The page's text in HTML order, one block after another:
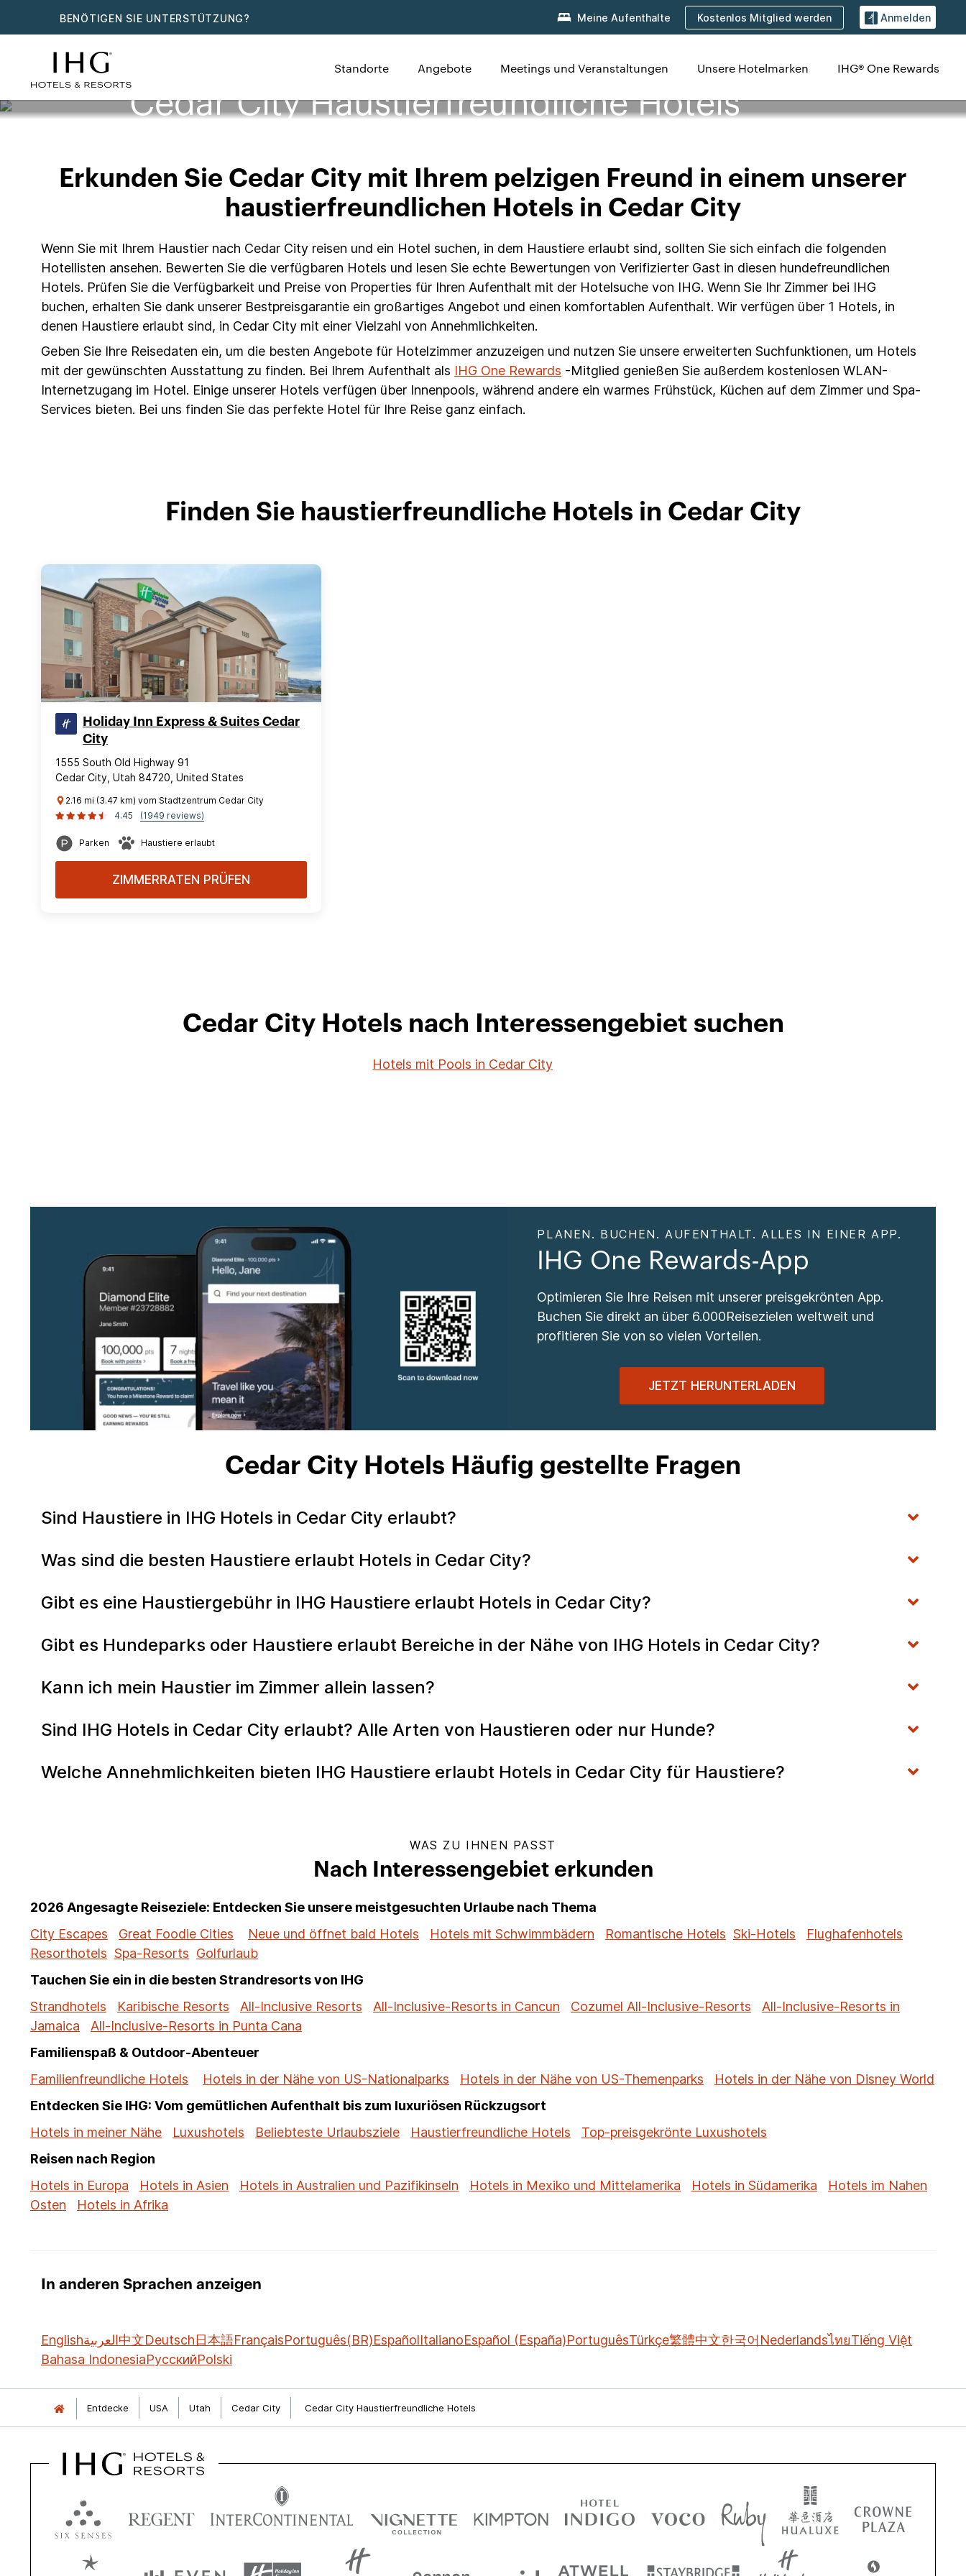
BENÖTIGEN SIE UNTERSTÜTZUNG? Meine Aufenthalte Kostenlos Mitglied werden Anmelden
Standorte Angebote Meetings und Veranstaltungen Unsere Hotelmarken IHG® One Rewards
Cedar City Haustierfreundliche Hotels
Erkunden Sie Cedar City mit Ihrem pelzigen Freund in einem unserer
haustierfreundlichen Hotels in Cedar City
Wenn Sie mit Ihrem Haustier nach Cedar City reisen und ein Hotel suchen, in dem Haustiere erlaubt sind, sollten Sie sich einfach die folgenden
Hotellisten ansehen. Bewerten Sie die verfügbaren Hotels und lesen Sie echte Bewertungen von Verifizierter Gast in diesen hundefreundlichen
Hotels. Prüfen Sie die Verfügbarkeit und Preise von Properties für Ihren Aufenthalt mit der Hotelsuche von IHG. Wenn Sie Ihr Zimmer bei IHG
buchen, erhalten Sie dank unserer Bestpreisgarantie ein großartiges Angebot und einen komfortablen Aufenthalt. Wir verfügen über 1 Hotels, in
denen Haustiere erlaubt sind, in Cedar City mit einer Vielzahl von Annehmlichkeiten.
Geben Sie Ihre Reisedaten ein, um die besten Angebote für Hotelzimmer anzuzeigen und nutzen Sie unsere erweiterten Suchfunktionen, um Hotels
mit der gewünschten Ausstattung zu finden. Bei Ihrem Aufenthalt als IHG One Rewards -Mitglied genießen Sie außerdem kostenlosen WLAN-
Internetzugang im Hotel. Einige unserer Hotels verfügen über Innenpools, während andere ein warmes Frühstück, Küchen auf dem Zimmer und Spa-
Services bieten. Bei uns finden Sie das perfekte Hotel für Ihre Reise ganz einfach.
Finden Sie haustierfreundliche Hotels in Cedar City
Holiday Inn Express & Suites Cedar
City
1555 South Old Highway 91
Cedar City, Utah 84720, United States
2.16 mi (3.47 km) vom Stadtzentrum Cedar City
4.45
(1949 reviews)
Parken Haustiere erlaubt
ZIMMERRATEN PRÜFEN
Cedar City Hotels nach Interessengebiet suchen
Hotels mit Pools in Cedar City
PLANEN. BUCHEN. AUFENTHALT. ALLES IN EINER APP.
IHG One Rewards-App
Optimieren Sie Ihre Reisen mit unserer preisgekrönten App.
Buchen Sie direkt an über 6.000Reisezielen weltweit und
profitieren Sie von so vielen Vorteilen.
JETZT HERUNTERLADEN
Cedar City Hotels Häufig gestellte Fragen
Sind Haustiere in IHG Hotels in Cedar City erlaubt?
Was sind die besten Haustiere erlaubt Hotels in Cedar City?
Gibt es eine Haustiergebühr in IHG Haustiere erlaubt Hotels in Cedar City?
Gibt es Hundeparks oder Haustiere erlaubt Bereiche in der Nähe von IHG Hotels in Cedar City?
Kann ich mein Haustier im Zimmer allein lassen?
Sind IHG Hotels in Cedar City erlaubt? Alle Arten von Haustieren oder nur Hunde?
Welche Annehmlichkeiten bieten IHG Haustiere erlaubt Hotels in Cedar City für Haustiere?
WAS ZU IHNEN PASST
Nach Interessengebiet erkunden
2026 Angesagte Reiseziele: Entdecken Sie unsere meistgesuchten Urlaube nach Thema
City Escapes
Great Foodie Cities Neue und öffnet bald Hotels Hotels mit Schwimmbädern Romantische Hotels Ski-Hotels
Flughafenhotels
Resorthotels Spa-Resorts Golfurlaub
Tauchen Sie ein in die besten Strandresorts von IHG
Strandhotels
Karibische Resorts All-Inclusive Resorts All-Inclusive-Resorts in Cancun Cozumel All-Inclusive-Resorts
All-Inclusive-Resorts in
Jamaica
All-Inclusive-Resorts in Punta Cana
Familienspaß & Outdoor-Abenteuer
Familienfreundliche Hotels
Hotels in der Nähe von US-Nationalparks Hotels in der Nähe von US-Themenparks
Hotels in der Nähe von Disney World
Entdecken Sie IHG: Vom gemütlichen Aufenthalt bis zum luxuriösen Rückzugsort
Hotels in meiner Nähe
Luxushotels Beliebteste Urlaubsziele Haustierfreundliche Hotels
Top-preisgekrönte Luxushotels
Reisen nach Region
Hotels in Europa
Hotels in Asien Hotels in Australien und Pazifikinseln Hotels in Mexiko und Mittelamerika Hotels in Südamerika
Hotels im Nahen
Osten
Hotels in Afrika
In anderen Sprachen anzeigen
Englishالعربية中文Deutsch日本語FrançaisPortuguês(BR)EspañolItalianoEspañol (España)PortuguêsTürkçe繁體中文한국어 NederlandsไทยTiếng Việt
Bahasa IndonesiaРусскийPolski
Entdecke USA Utah Cedar City Cedar City Haustierfreundliche Hotels